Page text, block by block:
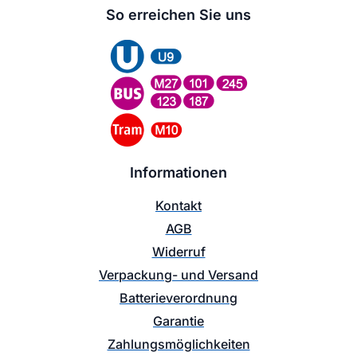
So erreichen Sie uns
Informationen
Kontakt
AGB
Widerruf
Verpackung- und Versand
Batterieverordnung
Garantie
Zahlungsmöglichkeiten